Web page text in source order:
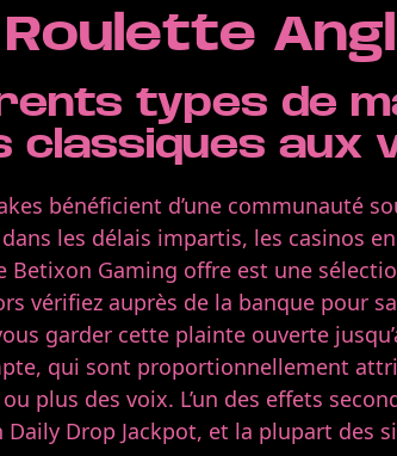
Roulette
types de
classiques aux
bénéficient d’une communauté
les délais impartis, les casinos
Betixon Gaming offre est une
vérifiez auprès de la banque pour
garder cette plainte ouverte
qui sont proportionnellement
plus des voix. L’un des effets
Daily Drop Jackpot, et la plupart des